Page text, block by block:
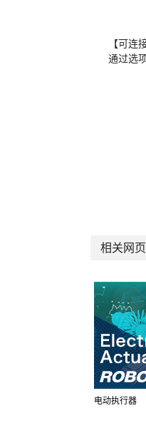
【可连
通过选
相关网页
电动执行器